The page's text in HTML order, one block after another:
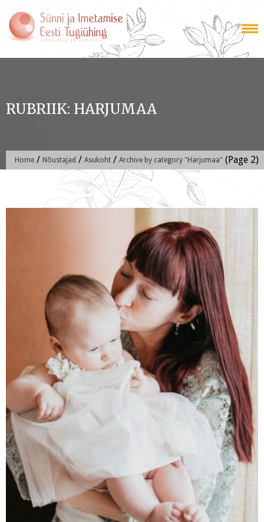
content
RUBRIIK: HARJUMAA
Home / Nõustajad / Asukoht / Archive by category "Harjumaa" (Page 2)